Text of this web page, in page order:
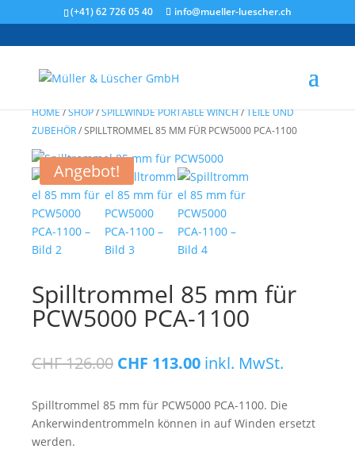
(+41) 62 726 05 40 info@mueller-luescher.ch
HOME/SHOP/SPILLWINDE PORTABLE WINCH/TEILE UND
ZUBEHÖR/SPILLTROMMEL 85 MM FÜR PCW5000 PCA-1100
Angebot!
Spilltrommel 85 mm für
PCW5000 PCA-1100
CHF126.00 Ursprünglicher
war:
CHF 126.00
CHF 113.00Aktueller
ist:
CHF 113.00.
inkl. MwSt.
Spilltrommel 85 mm für PCW5000 PCA-1100. Die
Ankerwindentrommeln können in auf Winden ersetzt
werden.